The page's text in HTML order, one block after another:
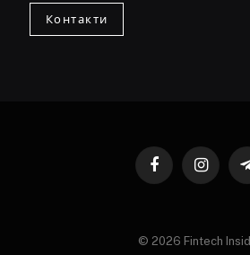
Контакти
Facebook
© 2026 Fintech